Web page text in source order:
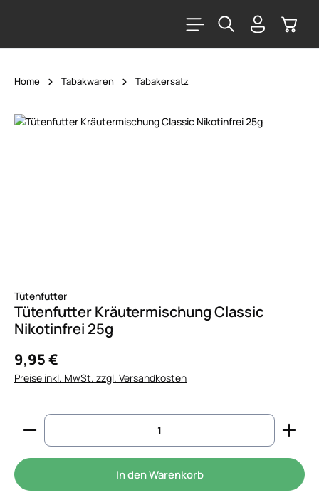
Home Tabakwaren Tabakersatz
Bildergalerie überspringen
Tütenfutter
Tütenfutter Kräutermischung Classic
Nikotinfrei 25g
9,95 €
Preise inkl. MwSt. zzgl. Versandkosten
Produkt Anzahl: Gib den gewünschten Wert
In den Warenkorb